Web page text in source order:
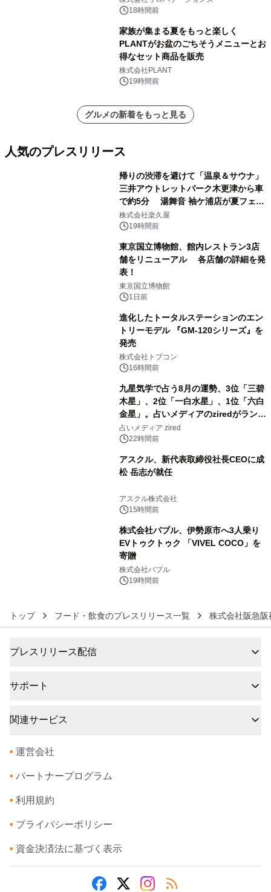
18時間前
家族が集まる夏をもっと楽しく
PLANTがお盆のごちそうメニューとお
得なセット商品を販売
株式会社PLANT
19時間前
グルメの新着をもっと見る
人気のプレスリリース
帰りの渋滞を避けて「温泉＆サウナ」
三井アウトレットパーク木更津から車
で約5分 湯舞音 袖ケ浦店が夏フェア
メニューを提供
株式会社楽久屋
19時間前
東京国立博物館、館内レストラン3店
舗をリニューアル 各店舗の詳細を発
表！
東京国立博物館
1日前
進化したトータルステーションのエン
トリーモデル 『GM-120シリーズ』を
発売
株式会社トプコン
16時間前
九星気学で占う8月の運勢、3位「三碧
木星」、2位「一白水星」、1位「六白
金星」。占いメディアのziredがランキ
ングを発表
占いメディア zired
22時間前
アスクル、新代表取締役社長CEOに成
松 岳志が就任
アスクル株式会社
15時間前
株式会社バブル、伊勢原市へ3人乗り
EVトゥクトゥク 「VIVEL COCO」を
寄贈
株式会社バブル
19時間前
トップ フード・飲食のプレスリリース一覧 株式会社阪急阪
プレスリリース配信
サポート
関連サービス
• 運営会社
• パートナープログラム
• 利用規約
• プライバシーポリシー
• 資金決済法に基づく表示